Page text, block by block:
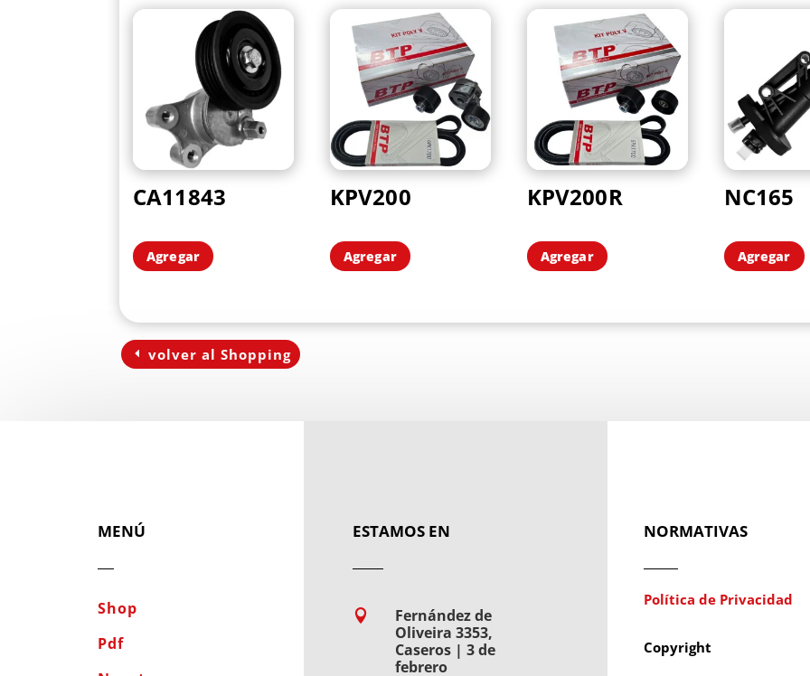
CA11843
Agregar
KPV200
Agregar
KPV200R
Agregar
NC165
Agregar
volver al Shopping
MENÚ
Shop
Pdf
ESTAMOS EN

Fernández de
Oliveira 3353,
Caseros | 3 de
febrero
NORMATIVAS
Política de Privacidad
Copyright